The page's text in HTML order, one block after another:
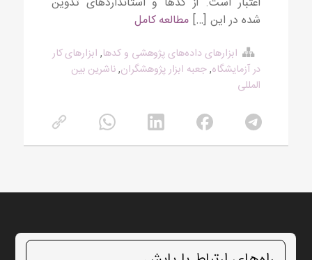
شده در این […] مطالعه کامل
ابزارهای داده‌های پژوهشی و کدها, ابزارهای کار
در آزمایشگاه,جعبه ابزار پژوهشگران,ناشرین بین
المللی